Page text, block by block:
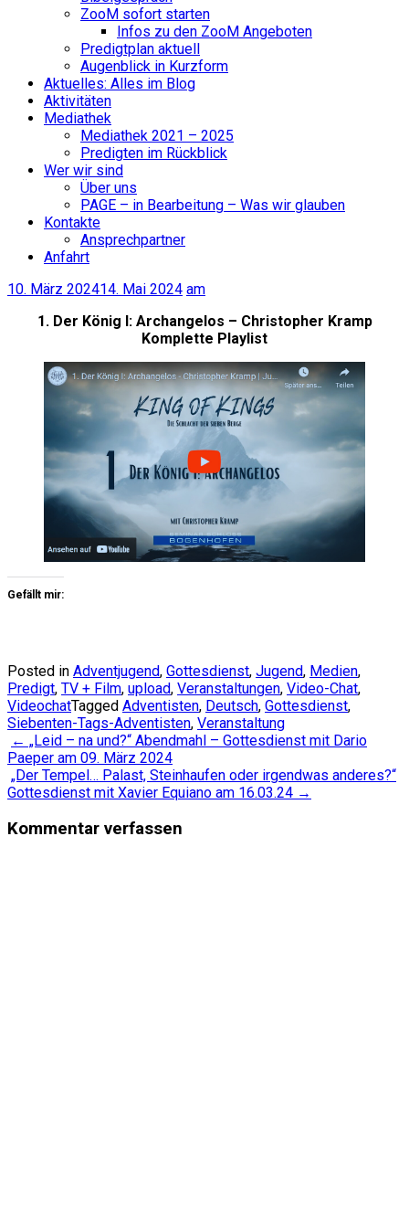
ZooM sofort starten
Infos zu den ZooM Angeboten
Predigtplan aktuell
Augenblick in Kurzform
Aktuelles: Alles im Blog
Aktivitäten
Mediathek
Mediathek 2021 – 2025
Predigten im Rückblick
Wer wir sind
Über uns
PAGE – in Bearbeitung – Was wir glauben
Kontakte
Ansprechpartner
Anfahrt
10. März 202414. Mai 2024 am
1. Der König I: Archangelos – Christopher Kramp
Komplette Playlist
Gefällt mir:
Posted in Adventjugend, Gottesdienst, Jugend, Medien,
Predigt, TV + Film, upload, Veranstaltungen, Video-Chat,
VideochatTagged Adventisten, Deutsch, Gottesdienst,
Siebenten-Tags-Adventisten, Veranstaltung
Post
navigation
← „Leid – na und?“ Abendmahl – Gottesdienst mit Dario
Paeper am 09. März 2024
„Der Tempel… Palast, Steinhaufen oder irgendwas anderes?“
Gottesdienst mit Xavier Equiano am 16.03.24 →
Kommentar verfassen